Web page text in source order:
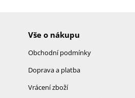
Vše o nákupu
Obchodní podmínky
Doprava a platba
Vrácení zboží